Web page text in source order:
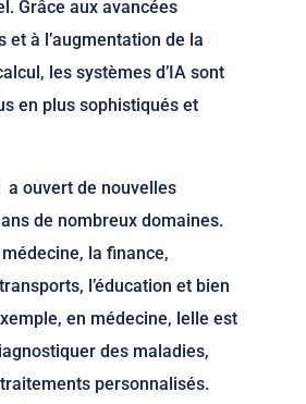
Grâce aux avancées
et à l’augmentation de la
les systèmes d’IA sont
en plus sophistiqués et
a ouvert de nouvelles
de nombreux domaines.
la finance,
l’éducation et bien
en médecine, lelle est
des maladies,
personnalisés.